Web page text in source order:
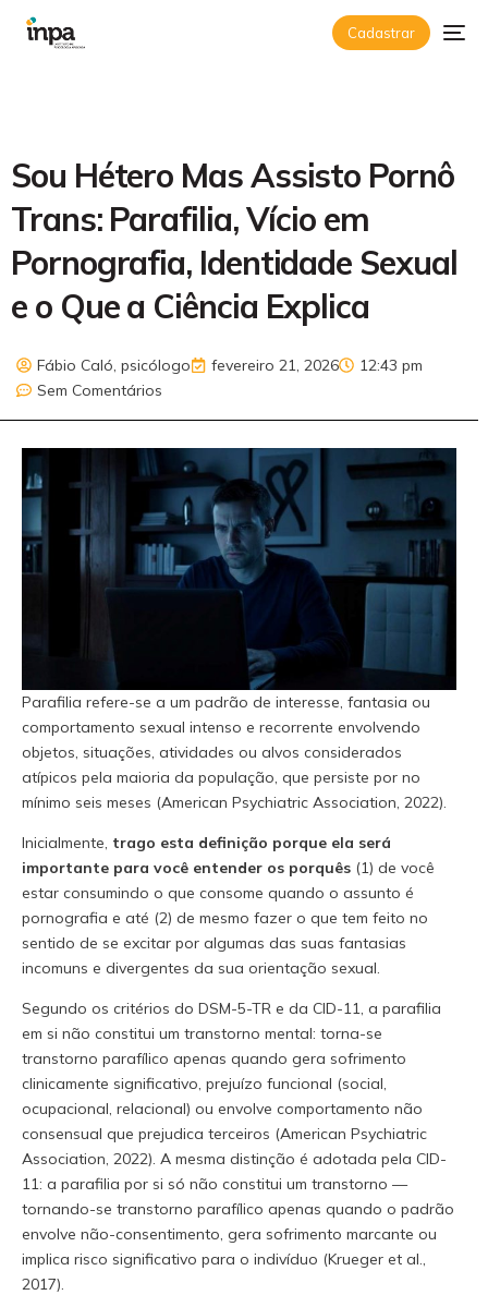
Cadastrar
Sou Hétero Mas Assisto Pornô
Trans: Parafilia, Vício em
Pornografia, Identidade Sexual
e o Que a Ciência Explica
Fábio Caló, psicólogo fevereiro 21, 2026
12:43 pm
Sem Comentários
Parafilia refere-se a um padrão de interesse, fantasia ou
comportamento sexual intenso e recorrente envolvendo
objetos, situações, atividades ou alvos considerados
atípicos pela maioria da população, que persiste por no
mínimo seis meses (American Psychiatric Association, 2022).
Inicialmente, trago esta definição porque ela será
importante para você entender os porquês (1) de você
estar consumindo o que consome quando o assunto é
pornografia e até (2)de mesmo fazer o que tem feito no
sentido de se excitar por algumas das suas fantasias
incomuns e divergentes da sua orientação sexual.
Segundo os critérios do DSM-5-TR e da CID-11, a parafilia
em si não constitui um transtorno mental: torna-se
transtorno parafílico apenas quando gera sofrimento
clinicamente significativo, prejuízo funcional (social,
ocupacional, relacional) ou envolve comportamento não
consensual que prejudica terceiros (American Psychiatric
Association, 2022). A mesma distinção é adotada pela CID-
11: a parafilia por si só não constitui um transtorno —
tornando-se transtorno parafílico apenas quando o padrão
envolve não-consentimento, gera sofrimento marcante ou
implica risco significativo para o indivíduo (Krueger et al.,
2017).